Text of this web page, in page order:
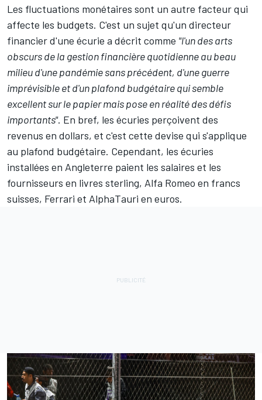
Les fluctuations monétaires sont un autre facteur qui
affecte les budgets. C'est un sujet qu'un directeur
financier d'une écurie a décrit comme "l'un des arts
obscurs de la gestion financière quotidienne au beau
milieu d'une pandémie sans précédent, d'une guerre
imprévisible et d'un plafond budgétaire qui semble
excellent sur le papier mais pose en réalité des défis
importants". En bref, les écuries perçoivent des
revenus en dollars, et c'est cette devise qui s'applique
au plafond budgétaire. Cependant, les écuries
installées en Angleterre paient les salaires et les
fournisseurs en livres sterling, Alfa Romeo en francs
suisses, Ferrari et AlphaTauri en euros.